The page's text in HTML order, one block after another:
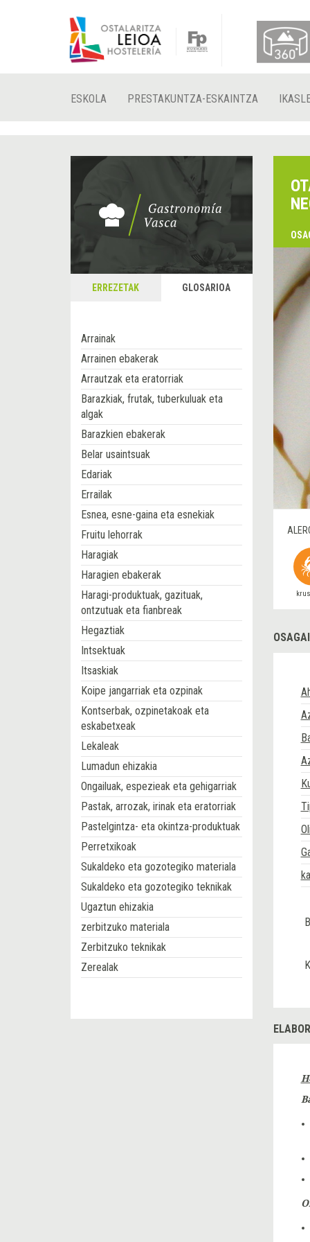
ESKOLA PRESTAKUNTZA-ESKAINTZA
ERREZETAK GLOSARIOA
Arrainak
Arrainen ebakerak
Arrautzak eta eratorriak
Barazkiak, frutak, tuberkuluak eta
algak
Barazkien ebakerak
Belar usaintsuak
Edariak
Errailak
Esnea, esne-gaina eta esnekiak
Fruitu lehorrak
Haragiak
Haragien ebakerak
Haragi-produktuak, gazituak,
ontzutuak eta fianbreak
Hegaztiak
Intsektuak
Itsaskiak
Koipe jangarriak eta ozpinak
Kontserbak, ozpinetakoak eta
eskabetxeak
Lekaleak
Lumadun ehizakia
Ongailuak, espezieak eta gehigarriak
Pastak, arrozak, irinak eta eratorriak
Pastelgintza- eta okintza-produktuak
Perretxikoak
Sukaldeko eta gozotegiko materiala
Sukaldeko eta gozotegiko teknikak
Ugaztun ehizakia
zerbitzuko materiala
Zerbitzuko teknikak
Zerealak